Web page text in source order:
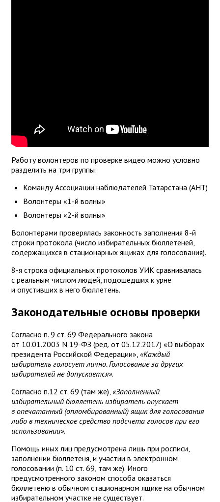
Работу волонтеров по проверке видео можно условно
разделить на три группы:
Команду Ассоциации наблюдателей Татарстана (АНТ)
Волонтеры «1-й волны»
Волонтеры «2-й волны»
Волонтерами проверялась законность заполнения 8-й
строки протокола (число избирательных бюллетеней,
содержащихся в стационарных ящиках для голосования).
8-я строка официальных протоколов УИК сравнивалась
с реальным числом людей, подошедших к урне
и опустивших в него бюллетень.
Законодательные основы проверки
Согласно п. 9 ст. 69 Федерального закона
от 10.01.2003 N 19-ФЗ (ред. от 05.12.2017) «О выборах
президента Российской Федерации», «Каждый
избиратель голосует лично. Голосование за других
избирателей не допускается».
Согласно п.12 ст. 69 (там же), «Заполненный
избирательный бюллетень избиратель опускает
в опечатанный (опломбированный) ящик для голосования
либо в техническое средство подсчета голосов при его
использовании».
Помощь иных лиц предусмотрена лишь при росписи,
заполнении бюллетеня, и участии в электронном
голосовании (п. 10 ст. 69, там же). Иного
предусмотренного законом способа оказаться
бюллетеню в обычном стационарном ящике на обычном
избирательном участке не существует.